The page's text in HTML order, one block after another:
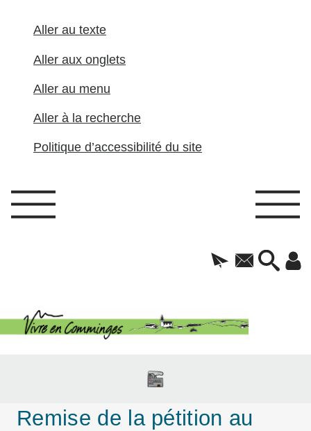
Aller au texte
Aller aux onglets
Aller au menu
Aller à la recherche
Politique d’accessibilité du site
Remise de la pétition au